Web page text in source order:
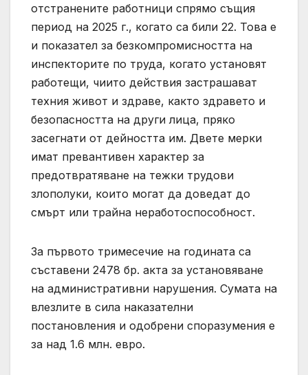
отстранените работници спрямо същия
период на 2025 г., когато са били 22. Това е
и показател за безкомпромисността на
инспекторите по труда, когато установят
работещи, чиито действия застрашават
техния живот и здраве, както здравето и
безопасността на други лица, пряко
засегнати от дейността им. Двете мерки
имат превантивен характер за
предотвратяване на тежки трудови
злополуки, които могат да доведат до
смърт или трайна неработоспособност.
За първото тримесечие на годината са
съставени 2478 бр. акта за установяване
на административни нарушения. Сумата на
влезлите в сила наказателни
постановления и одобрени споразумения е
за над 1.6 млн. евро.